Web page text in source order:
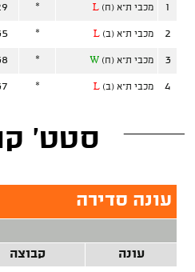
1 מכבי ת"א (ח) L
*
2 מכבי ת"א (ב) L
*
3 מכבי ת"א (ח) W
*
4 מכבי ת"א (ב) L
*
סטט'
עונה סדירה
עונה
קבוצה